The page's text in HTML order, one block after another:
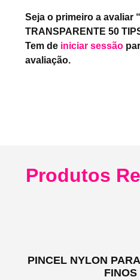
Seja o primeiro a avaliar
TRANSPARENTE 50
Tem de iniciar sessão
avaliação.
Produtos
PINCEL NYLON
FINOS